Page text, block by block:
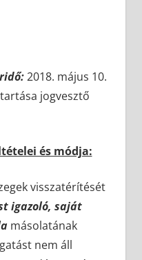
2018. május 10.
jogvesztő
és módja:
visszatérítését
igazoló, saját
másolatának
nem áll